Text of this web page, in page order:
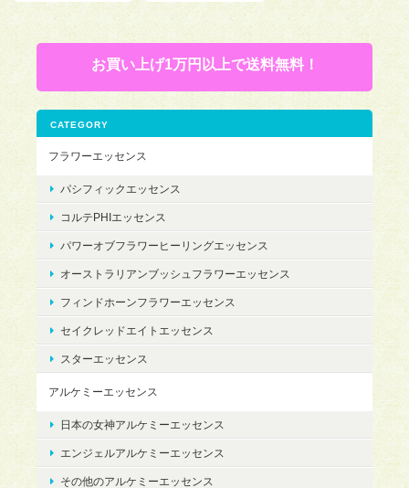
お買い上げ1万円以上で送料無料！
CATEGORY
フラワーエッセンス
パシフィックエッセンス
コルテPHIエッセンス
パワーオブフラワーヒーリングエッセンス
オーストラリアンブッシュフラワーエッセンス
フィンドホーンフラワーエッセンス
セイクレッドエイトエッセンス
スターエッセンス
アルケミーエッセンス
日本の女神アルケミーエッセンス
エンジェルアルケミーエッセンス
その他のアルケミーエッセンス